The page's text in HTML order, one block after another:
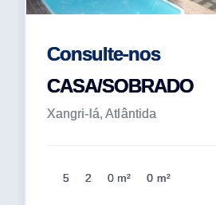
Consulte-nos
CASA/SOBRADO
Xangri-lá, Atlântida
5 2 0 m² 0 m²